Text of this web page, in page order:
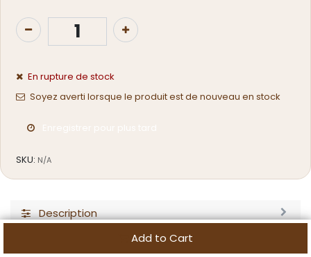
Add to Cart
En rupture de stock
Soyez averti lorsque le produit est de nouveau en stock
SKU: N/A
Description